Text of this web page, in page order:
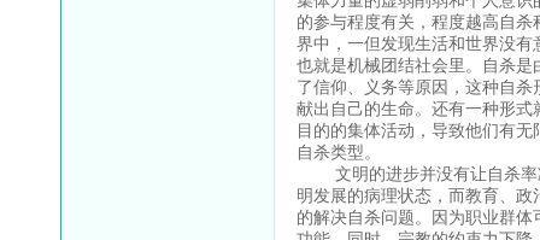
的参与程度有关，程度越高自
界中，一但发现生活和世界没
也就是机械团结社会里。自杀
了信仰、义务等原因，这种自
献出自己的生命。还有一种形
目的的集体活动，导致他们有
自杀类型。
文明的进步并没有让自杀率
明发展的病理状态，而教育、
的解决自杀问题。因为职业群